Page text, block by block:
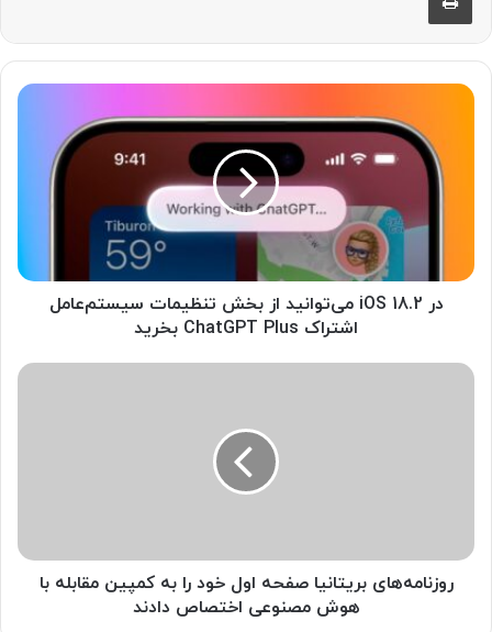
د
2
و
خ
در iOS 18.2 می‌توانید از بخش تنظیمات سیستم‌عامل
اشتراک ChatGPT Plus بخرید
ر
ا
روزنامه‌های بریتانیا صفحه اول خود را به کمپین مقابله با
هوش مصنوعی اختصاص دادند